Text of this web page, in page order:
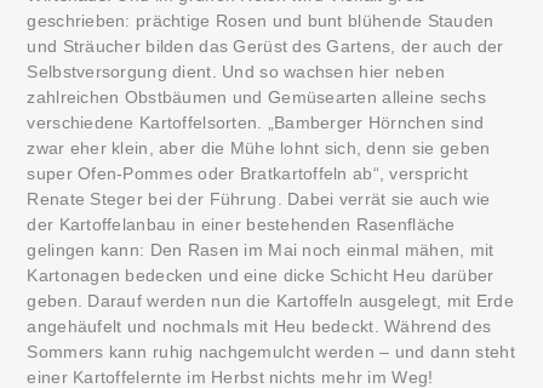
geschrieben: prächtige Rosen und bunt blühende Stauden
und Sträucher bilden das Gerüst des Gartens, der auch der
Selbstversorgung dient. Und so wachsen hier neben
zahlreichen Obstbäumen und Gemüsearten alleine sechs
verschiedene Kartoffelsorten. „Bamberger Hörnchen sind
zwar eher klein, aber die Mühe lohnt sich, denn sie geben
super Ofen-Pommes oder Bratkartoffeln ab“, verspricht
Renate Steger bei der Führung. Dabei verrät sie auch wie
der Kartoffelanbau in einer bestehenden Rasenfläche
gelingen kann: Den Rasen im Mai noch einmal mähen, mit
Kartonagen bedecken und eine dicke Schicht Heu darüber
geben. Darauf werden nun die Kartoffeln ausgelegt, mit Erde
angehäufelt und nochmals mit Heu bedeckt. Während des
Sommers kann ruhig nachgemulcht werden – und dann steht
einer Kartoffelernte im Herbst nichts mehr im Weg!